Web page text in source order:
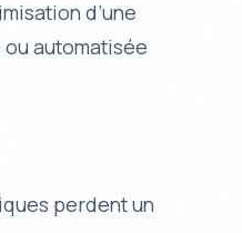
d’une
automatisée
perdent un